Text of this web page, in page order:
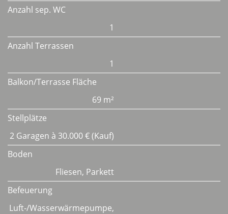
Anzahl sep. WC
1
Anzahl Terrassen
1
Balkon/Terrasse Fläche
69 m²
Stellplätze
2 Garagen à 30.000 € (Kauf)
Boden
Fliesen, Parkett
Befeuerung
Luft-/Wasserwärmepumpe,